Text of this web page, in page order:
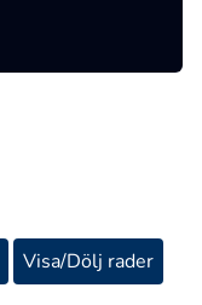
Visa/Dölj rader